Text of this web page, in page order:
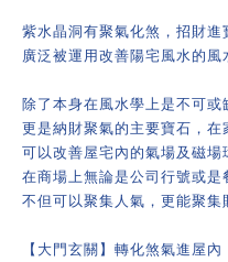
紫水晶洞有聚氣化煞，招財進
廣泛被運用改善陽宅風水的風
除了本身在風水學上是不可或
更是納財聚氣的主要寶石，在
可以改善屋宅內的氣場及磁場
在商場上無論是公司行號或
不但可以聚集人氣，更能聚集
【大門玄關】轉化煞氣進屋內